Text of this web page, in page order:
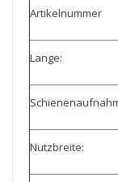
Artikelnummer
Lange:
Nutzbreite: